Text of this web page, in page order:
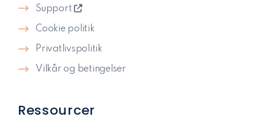
Ressourcer
Support
Cookie politik
Privatlivspolitik​
Vilkår og betingelser